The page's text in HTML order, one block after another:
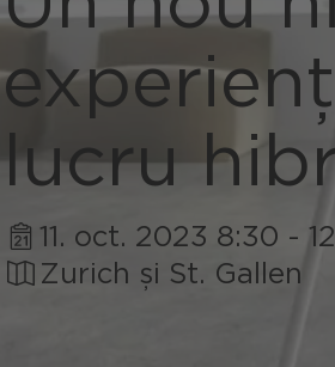
Turism
Energiei
Servicii
Echipa
Carieră
lucru
11. oct. 2023 8:30 -
Zurich și St. Gallen